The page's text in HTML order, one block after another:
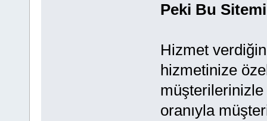
Peki Bu
Hizmet
hizmetinize
oranıyla